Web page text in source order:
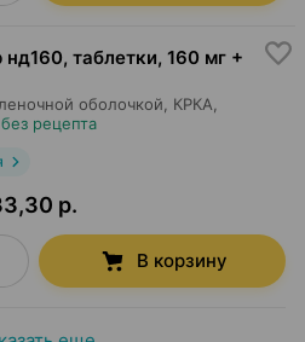
нд160, таблетки, 160 мг +
оболочкой, КРКА
без рецепта
р.
В корзину